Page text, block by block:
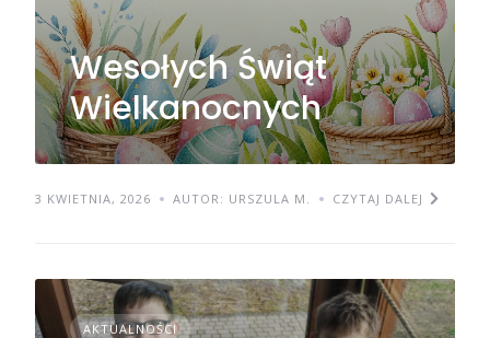
Wesołych Świąt
Wielkanocnych
3 KWIETNIA, 2026 AUTOR: URSZULA M. CZYTAJ DALEJ
AKTUALNOŚCI